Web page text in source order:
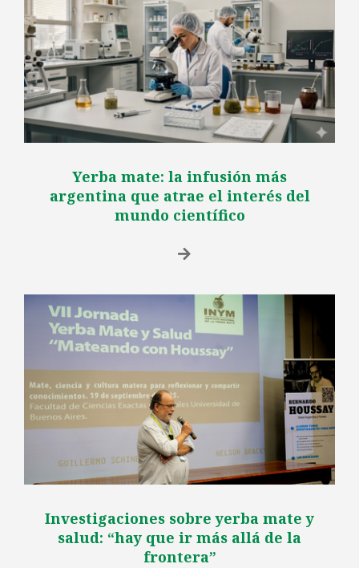
Yerba mate: la infusión más
argentina que atrae el interés del
mundo científico
Investigaciones sobre yerba mate y
salud: “hay que ir más allá de la
frontera”